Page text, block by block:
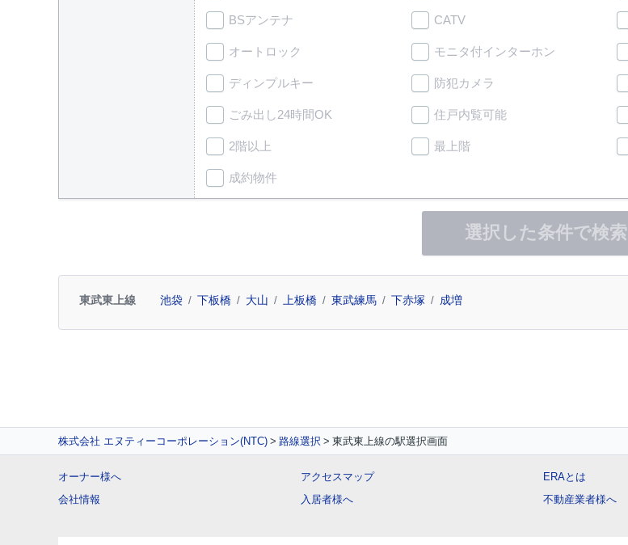
BSアンテナ CATV
オートロック モニタ付インターホン
ディンプルキー 防犯カメラ
ごみ出し24時間OK 住戸内覧可能
2階以上 最上階
成約物件
選択した条件で検索
東武東上線 池袋 下板橋 大山 上板橋 東武練馬 下赤塚 成増
株式会社 エヌティーコーポレーション(NTC) 路線選択 東武東上線の駅選択画面
オーナー様へ
会社情報
アクセスマップ
入居者様へ
ERAとは
不動産業者様へ